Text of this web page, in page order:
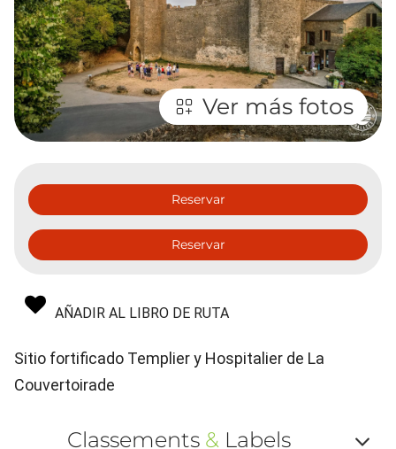
Ver más fotos
Reservar
Reservar
AÑADIR AL LIBRO DE RUTA
Sitio fortificado Templier y Hospitalier de La
Couvertoirade
Classements &Labels